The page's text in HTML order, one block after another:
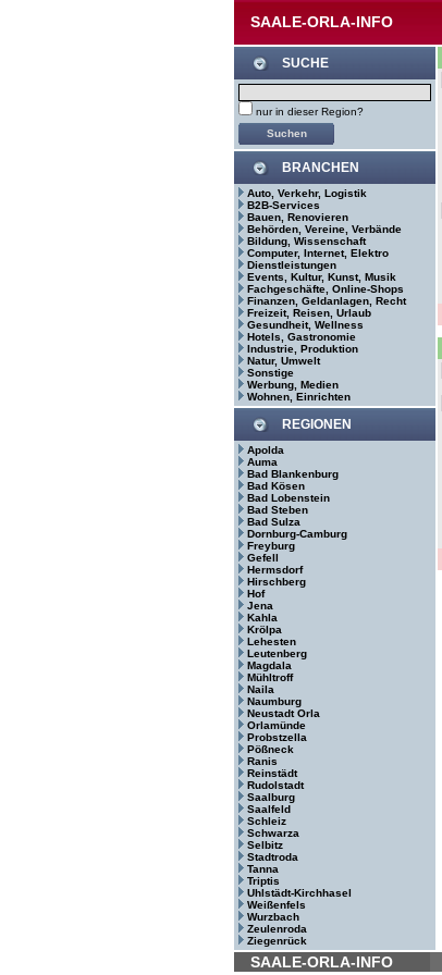
SAALE-ORLA-INFO
SUCHE
nur in dieser Region?
BRANCHEN
Auto, Verkehr, Logistik
B2B-Services
Bauen, Renovieren
Behörden, Vereine, Verbände
Bildung, Wissenschaft
Computer, Internet, Elektro
Dienstleistungen
Events, Kultur, Kunst, Musik
Fachgeschäfte, Online-Shops
Finanzen, Geldanlagen, Recht
Freizeit, Reisen, Urlaub
Gesundheit, Wellness
Hotels, Gastronomie
Industrie, Produktion
Natur, Umwelt
Sonstige
Werbung, Medien
Wohnen, Einrichten
REGIONEN
Apolda
Auma
Bad Blankenburg
Bad Kösen
Bad Lobenstein
Bad Steben
Bad Sulza
Dornburg-Camburg
Freyburg
Gefell
Hermsdorf
Hirschberg
Hof
Jena
Kahla
Krölpa
Lehesten
Leutenberg
Magdala
Mühltroff
Naila
Naumburg
Neustadt Orla
Orlamünde
Probstzella
Pößneck
Ranis
Reinstädt
Rudolstadt
Saalburg
Saalfeld
Schleiz
Schwarza
Selbitz
Stadtroda
Tanna
Triptis
Uhlstädt-Kirchhasel
Weißenfels
Wurzbach
Zeulenroda
Ziegenrück
SAALE-ORLA-INFO